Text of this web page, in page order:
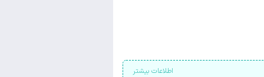
اطلاعات بیشتر